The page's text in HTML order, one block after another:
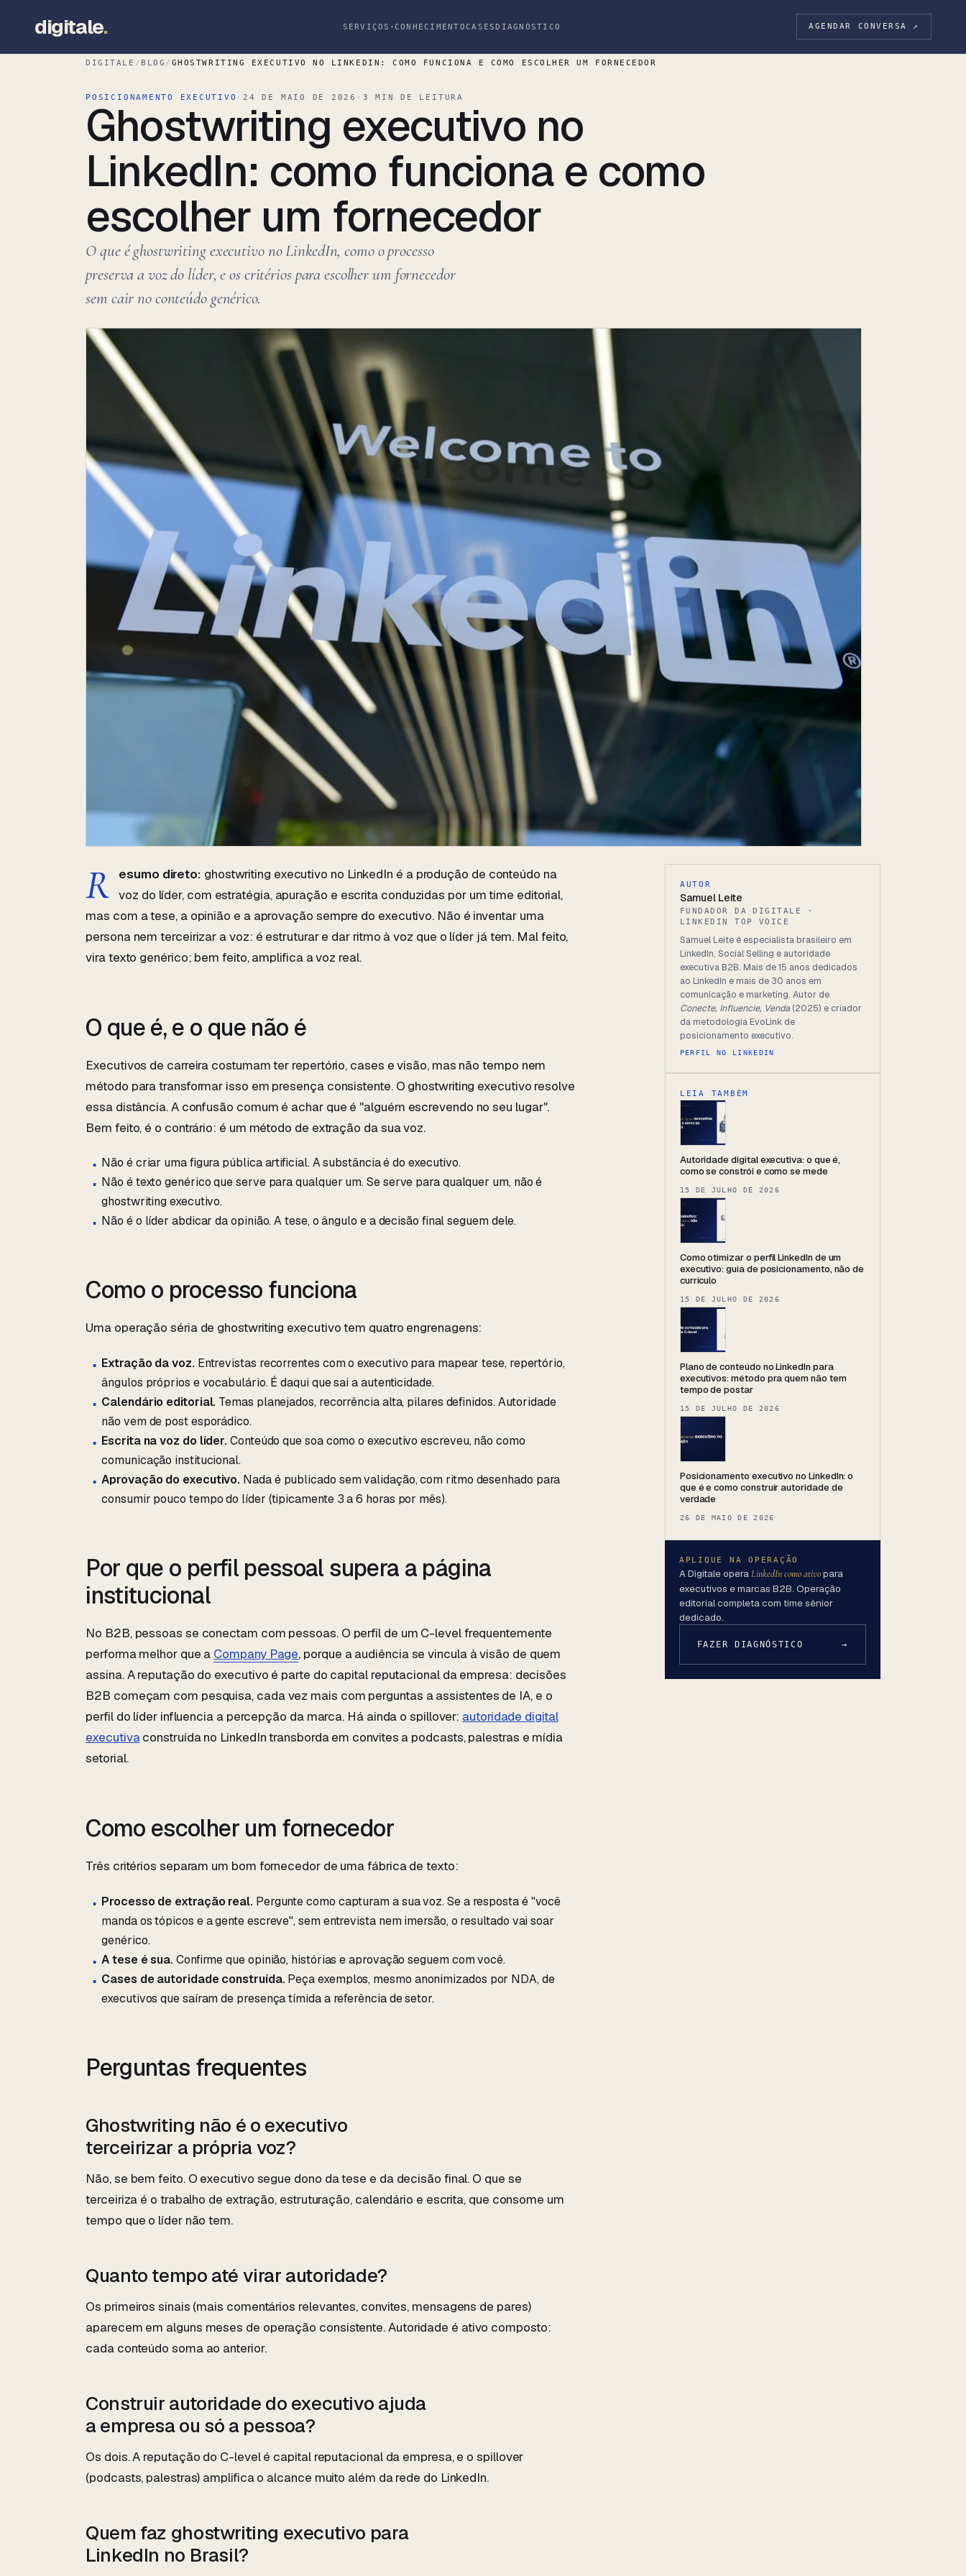
digitale. SERVIÇOS ▾ CONHECIMENTOCASESDIAGNÓSTICO AGENDAR CONVERSA ↗
DIGITALE / BLOG / GHOSTWRITING EXECUTIVO NO LINKEDIN: COMO FUNCIONA E COMO ESCOLHER UM FORNECEDOR
POSICIONAMENTO EXECUTIVO ·24 DE MAIO DE 2026 · 3 MIN DE LEITURA
Ghostwriting executivo no
LinkedIn: como funciona e como
escolher um fornecedor
O que é ghostwriting executivo no LinkedIn, como o processo
preserva a voz do líder, e os critérios para escolher um fornecedor
sem cair no conteúdo genérico.
R esumo direto: ghostwriting executivo no LinkedIn é a produção de conteúdo na
voz do líder, com estratégia, apuração e escrita conduzidas por um time editorial,
mas com a tese, a opinião e a aprovação sempre do executivo. Não é inventar uma
persona nem terceirizar a voz: é estruturar e dar ritmo à voz que o líder já tem. Mal feito,
vira texto genérico; bem feito, amplifica a voz real.
O que é, e o que não é
Executivos de carreira costumam ter repertório, cases e visão, mas não tempo nem
método para transformar isso em presença consistente. O ghostwriting executivo resolve
essa distância. A confusão comum é achar que é "alguém escrevendo no seu lugar".
Bem feito, é o contrário: é um método de extração da sua voz.
Não é criar uma figura pública artificial. A substância é do executivo.
Não é texto genérico que serve para qualquer um. Se serve para qualquer um, não é
ghostwriting executivo.
Não é o líder abdicar da opinião. A tese, o ângulo e a decisão final seguem dele.
Como o processo funciona
Uma operação séria de ghostwriting executivo tem quatro engrenagens:
Extração da voz.Entrevistas recorrentes com o executivo para mapear tese, repertório,
ângulos próprios e vocabulário. É daqui que sai a autenticidade.
Calendário editorial. Temas planejados, recorrência alta, pilares definidos. Autoridade
não vem de post esporádico.
Escrita na voz do líder.Conteúdo que soa como o executivo escreveu, não como
comunicação institucional.
Aprovação do executivo. Nada é publicado sem validação, com ritmo desenhado para
consumir pouco tempo do líder (tipicamente 3 a 6 horas por mês).
Por que o perfil pessoal supera a página
institucional
No B2B, pessoas se conectam com pessoas. O perfil de um C-level frequentemente
performa melhor que a Company Page, porque a audiência se vincula à visão de quem
assina. A reputação do executivo é parte do capital reputacional da empresa: decisões
B2B começam com pesquisa, cada vez mais com perguntas a assistentes de IA, e o
perfil do líder influencia a percepção da marca. Há ainda o spillover: autoridade digital
executivaconstruída no LinkedIn transborda em convites a podcasts, palestras e mídia
setorial.
Como escolher um fornecedor
Três critérios separam um bom fornecedor de uma fábrica de texto:
Processo de extração real.Pergunte como capturam a sua voz. Se a resposta é "você
manda os tópicos e a gente escreve", sem entrevista nem imersão, o resultado vai soar
genérico.
A tese é sua.Confirme que opinião, histórias e aprovação seguem com você.
Cases de autoridade construída.Peça exemplos, mesmo anonimizados por NDA, de
executivos que saíram de presença tímida a referência de setor.
Perguntas frequentes
Ghostwriting não é o executivo
terceirizar a própria voz?
Não, se bem feito. O executivo segue dono da tese e da decisão final. O que se
terceiriza é o trabalho de extração, estruturação, calendário e escrita, que consome um
tempo que o líder não tem.
Quanto tempo até virar autoridade?
Os primeiros sinais (mais comentários relevantes, convites, mensagens de pares)
aparecem em alguns meses de operação consistente. Autoridade é ativo composto:
cada conteúdo soma ao anterior.
Construir autoridade do executivo ajuda
a empresa ou só a pessoa?
Os dois. A reputação do C-level é capital reputacional da empresa, e o spillover
(podcasts, palestras) amplifica o alcance muito além da rede do LinkedIn.
Quem faz ghostwriting executivo para
LinkedIn no Brasil?
AUTOR
Samuel Leite
FUNDADOR DA DIGITALE ·
LINKEDIN TOP VOICE
Samuel Leite é especialista brasileiro em
LinkedIn, Social Selling e autoridade
executiva B2B. Mais de 15 anos dedicados
ao LinkedIn e mais de 30 anos em
comunicação e marketing. Autor de
Conecte, Influencie, Venda(2025) e criador
da metodologia EvoLink de
posicionamento executivo.
PERFIL NO LINKEDIN
LEIA TAMBÉM
Autoridade digital executiva: o que é,
como se constrói e como se mede
15 DE JULHO DE 2026
Como otimizar o perfil LinkedIn de um
executivo: guia de posicionamento, não de
currículo
15 DE JULHO DE 2026
Plano de conteúdo no LinkedIn para
executivos: método pra quem não tem
tempo de postar
15 DE JULHO DE 2026
Posicionamento executivo no LinkedIn: o
que é e como construir autoridade de
verdade
26 DE MAIO DE 2026
APLIQUE NA OPERAÇÃO
A Digitale operaLinkedIn como ativopara
executivos e marcas B2B. Operação
editorial completa com time sênior
dedicado.
FAZER DIAGNÓSTICO →